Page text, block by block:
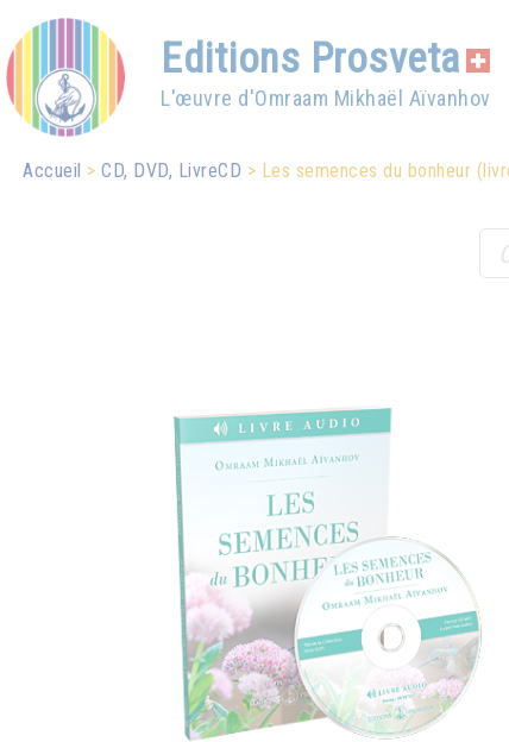
Editions Prosveta
L'œuvre d'Omraam Mikhaël Aïvanhov
Accueil CD, DVD, LivreCD Les semences du bonheur